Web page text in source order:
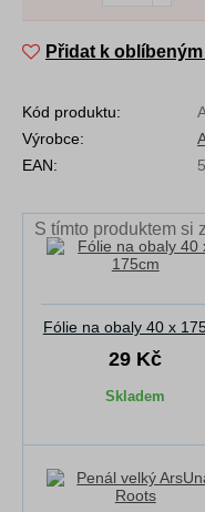
Přidat k
Kód produktu:
Výrobce:
EAN:
S tímto produktem si
Fólie na obaly 40 x
29 Kč
Skladem